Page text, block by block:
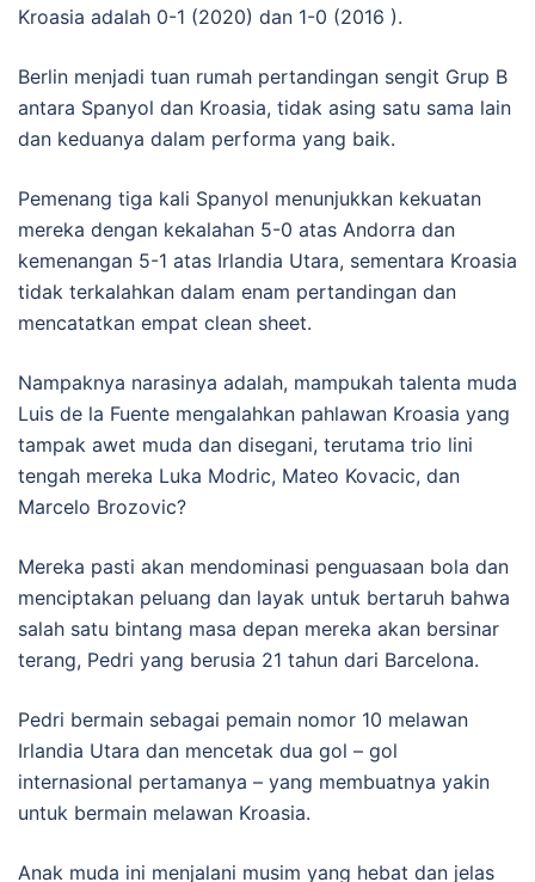
Kroasia adalah 0-1 (2020) dan 1-0 (2016 ).
Berlin menjadi tuan rumah pertandingan sengit Grup B
antara Spanyol dan Kroasia, tidak asing satu sama lain
dan keduanya dalam performa yang baik.
Pemenang tiga kali Spanyol menunjukkan kekuatan
mereka dengan kekalahan 5-0 atas Andorra dan
kemenangan 5-1 atas Irlandia Utara, sementara Kroasia
tidak terkalahkan dalam enam pertandingan dan
mencatatkan empat clean sheet.
Nampaknya narasinya adalah, mampukah talenta muda
Luis de la Fuente mengalahkan pahlawan Kroasia yang
tampak awet muda dan disegani, terutama trio lini
tengah mereka Luka Modric, Mateo Kovacic, dan
Marcelo Brozovic?
Mereka pasti akan mendominasi penguasaan bola dan
menciptakan peluang dan layak untuk bertaruh bahwa
salah satu bintang masa depan mereka akan bersinar
terang, Pedri yang berusia 21 tahun dari Barcelona.
Pedri bermain sebagai pemain nomor 10 melawan
Irlandia Utara dan mencetak dua gol – gol
internasional pertamanya – yang membuatnya yakin
untuk bermain melawan Kroasia.
Anak muda ini menjalani musim yang hebat dan jelas